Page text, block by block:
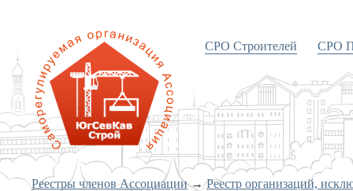
«Объединение строителей
Южного и Северо-Кавказского
округов»
СРО Строителей СРО
Реестры членов Ассоциации→Реестр организаций,